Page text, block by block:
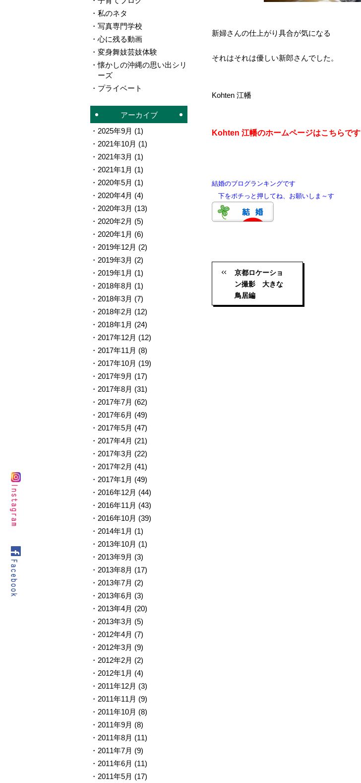
新婦さんの仕上がり具合が気になる
それはそれは優しい新郎さんでした。
Kohten 江幡
Kohten 江幡のホームページはこちらです
結婚のブログランキングです
下をポチっと押してね、お願いしま～す
京都ロケーショ
ン撮影 大きな
鳥居編
私のネタ
写真専門学校
心に残る動画
変身舞妓芸妓体験
懐かしの沖縄の思い出シリ
ーズ
プライベート
アーカイブ
2025年9月 (1)
2021年10月 (1)
2021年3月 (1)
2021年1月 (1)
2020年5月 (1)
2020年4月 (4)
2020年3月 (13)
2020年2月 (5)
2020年1月 (6)
2019年12月 (2)
2019年3月 (2)
2019年1月 (1)
2018年8月 (1)
2018年3月 (7)
2018年2月 (12)
2018年1月 (24)
2017年12月 (12)
2017年11月 (8)
2017年10月 (19)
2017年9月 (17)
2017年8月 (31)
2017年7月 (62)
2017年6月 (49)
2017年5月 (47)
2017年4月 (21)
2017年3月 (22)
2017年2月 (41)
2017年1月 (49)
2016年12月 (44)
2016年11月 (43)
2016年10月 (39)
2014年1月 (1)
2013年10月 (1)
2013年9月 (3)
2013年8月 (17)
2013年7月 (2)
2013年6月 (3)
2013年4月 (20)
2013年3月 (5)
2012年4月 (7)
2012年3月 (9)
2012年2月 (2)
2012年1月 (4)
2011年12月 (3)
2011年11月 (9)
2011年10月 (8)
2011年9月 (8)
2011年8月 (11)
2011年7月 (9)
2011年6月 (11)
2011年5月 (17)